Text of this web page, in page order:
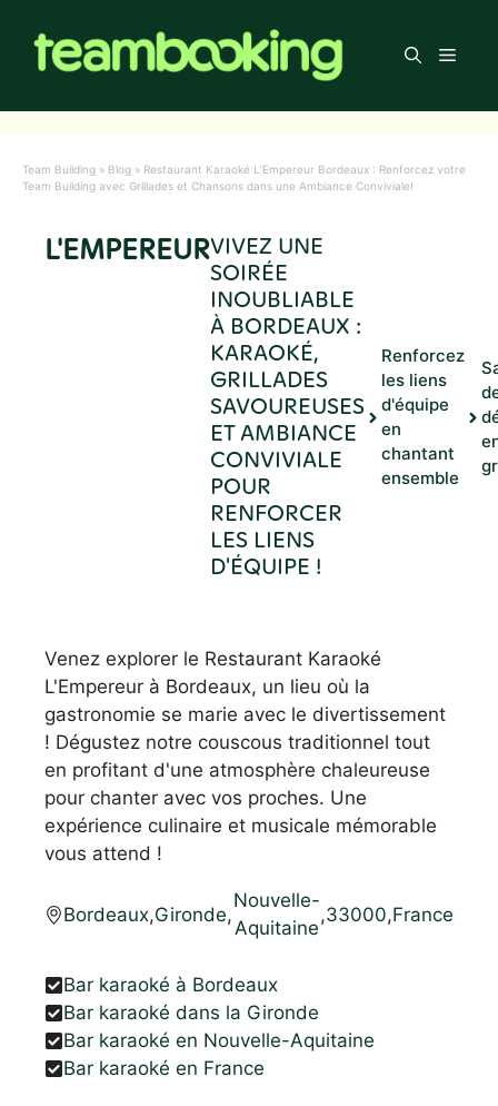
contenu
Menu
Team Building » Blog » Restaurant Karaoké L’Empereur Bordeaux : Renforcez votre
Team Building avec Grillades et Chansons dans une Ambiance Conviviale!
L'EMPEREURVIVEZ UNE
SOIRÉE
INOUBLIABLE
À BORDEAUX :
KARAOKÉ,
GRILLADES
SAVOUREUSES
ET AMBIANCE
CONVIVIALE
POUR
RENFORCER
LES LIENS
D'ÉQUIPE !
Renforcez
les liens
d'équipe
en
chantant
ensemble
Venez explorer le Restaurant Karaoké
L'Empereur à Bordeaux, un lieu où la
gastronomie se marie avec le divertissement
! Dégustez notre couscous traditionnel tout
en profitant d'une atmosphère chaleureuse
pour chanter avec vos proches. Une
expérience culinaire et musicale mémorable
vous attend !
Bordeaux,Gironde,
Nouvelle-
Aquitaine
,33000,France
Bar karaoké à Bordeaux
Bar karaoké dans la Gironde
Bar karaoké en Nouvelle-Aquitaine
Bar karaoké en France